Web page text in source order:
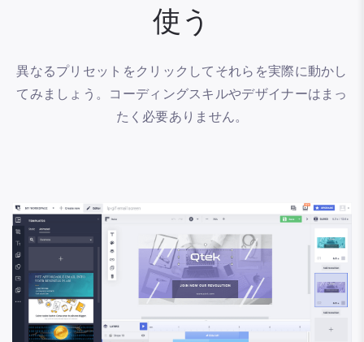
使う
異なるプリセットをクリックしてそれらを実際に動かし
てみましょう。コーディングスキルやデザイナーはまっ
たく必要ありません。